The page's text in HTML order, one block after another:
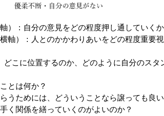
）：自分の意見をどの程度押し通していくか
軸）：人とのかかわりあいをどの程度重要
こに位置するのか、どのように自分のス
とは何か？
ためには、どういうことなら譲っても良い
関係を繕っていくのがよいのか？